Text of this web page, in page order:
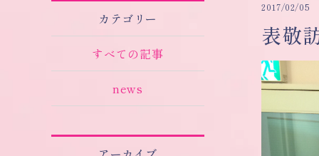
カテゴリー
すべての記事
news
2017/02/05
表敬